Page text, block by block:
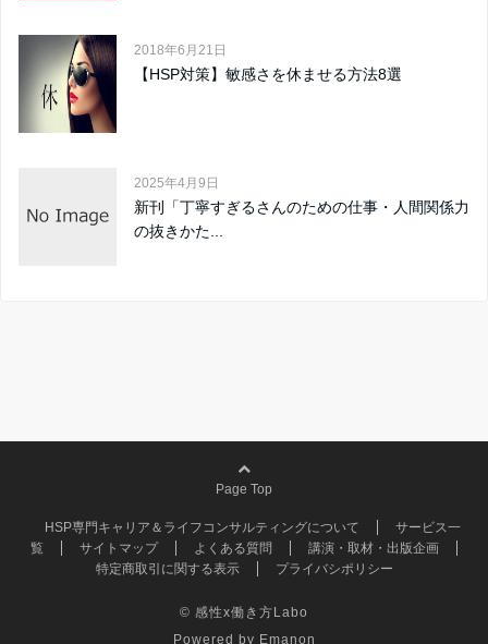
2018年6月21日
【HSP対策】敏感さを休ませる方法8選
2025年4月9日
新刊「丁寧すぎるさんのための仕事・人間関係力
の抜きかた...
Page Top
HSP専門キャリア＆ライフコンサルティングについて
サービス一
覧
サイトマップ よくある質問
講演・取材・出版企画
特定商取引に関する表示
プライバシポリシー
© 感性x働き方Labo
Powered by Emanon